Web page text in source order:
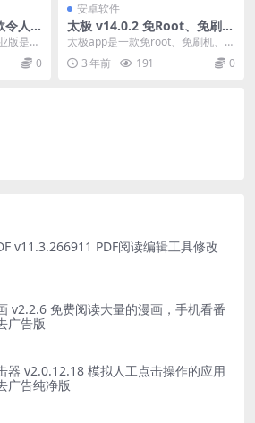
令人
版是一
其简
0
安卓软件
太极 v14.0.2 免Root、免刷
机、免解锁使用Xposed框架
太极app是一款免root、免刷机、免
解锁使用Xposed模块的应用程序。
使用这...
3 年前 191 0
v11.3.266911 PDF阅读编辑工具修改
v2.2.6 免费阅读大量的漫画，手机看番
广告版
器 v2.0.12.18 模拟人工点击操作的应用
广告纯净版